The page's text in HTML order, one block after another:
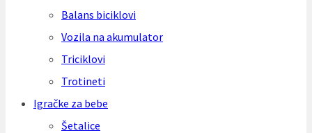
Balans biciklovi
Vozila na akumulator
Triciklovi
Trotineti
Igračke za bebe
Šetalice